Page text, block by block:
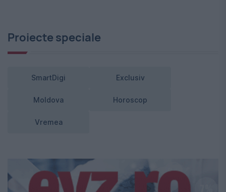
Proiecte speciale
SmartDigi Exclusiv
Moldova Horoscop
Vremea